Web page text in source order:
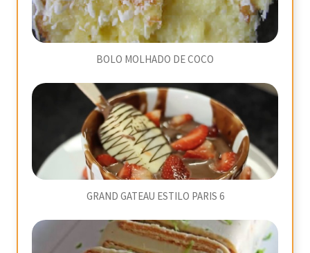
BOLO MOLHADO DE COCO
GRAND GATEAU ESTILO PARIS 6